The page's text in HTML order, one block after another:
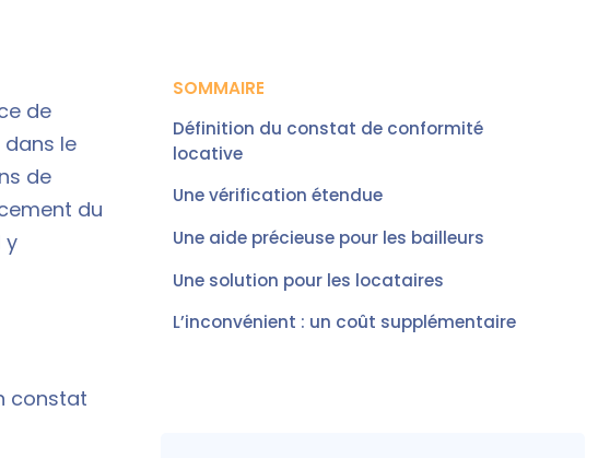
de
le
de
du
y
constat
SOMMAIRE
Définition du constat de conformité
locative
Une vérification étendue
Une aide précieuse pour les bailleurs
Une solution pour les locataires
L’inconvénient : un coût supplémentaire